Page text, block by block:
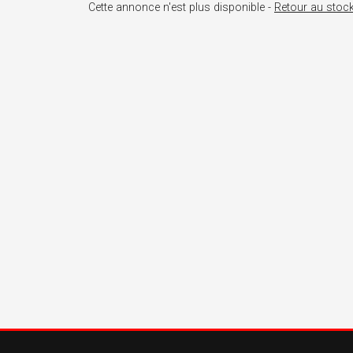
Cette annonce n'est plus disponible - Retour au